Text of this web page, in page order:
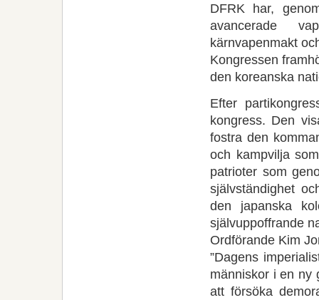
DFRK har,
avancerade
kärnvapenmakt
Kongressen
den koreanska
Efter
kongress. Den
fostra den
och kampvilja
patrioter som
självständighet
den japanska
självuppoffrande
Ordförande Kim
”Dagens
människor i en ny
att försöka